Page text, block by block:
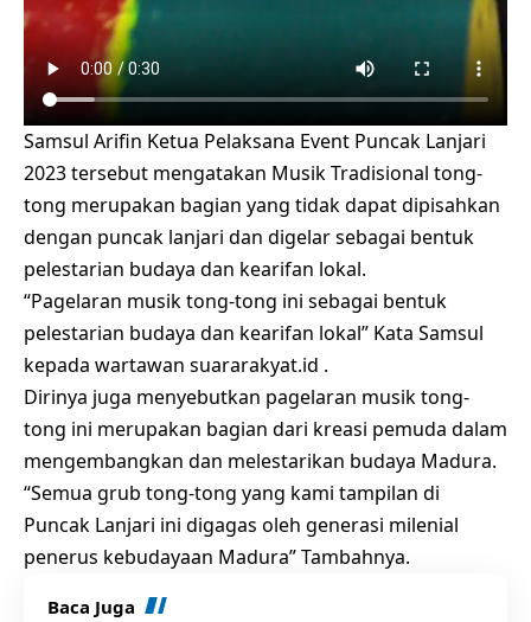
Samsul Arifin Ketua Pelaksana Event Puncak Lanjari
2023 tersebut mengatakan Musik Tradisional tong-
tong merupakan bagian yang tidak dapat dipisahkan
dengan puncak lanjari dan digelar sebagai bentuk
pelestarian budaya dan kearifan lokal.
“Pagelaran musik tong-tong ini sebagai bentuk
pelestarian budaya dan kearifan lokal” Kata Samsul
kepada wartawan suararakyat.id .
Dirinya juga menyebutkan pagelaran musik tong-
tong ini merupakan bagian dari kreasi pemuda dalam
mengembangkan dan melestarikan budaya Madura.
“Semua grub tong-tong yang kami tampilan di
Puncak Lanjari ini digagas oleh generasi milenial
penerus kebudayaan Madura” Tambahnya.
Baca Juga